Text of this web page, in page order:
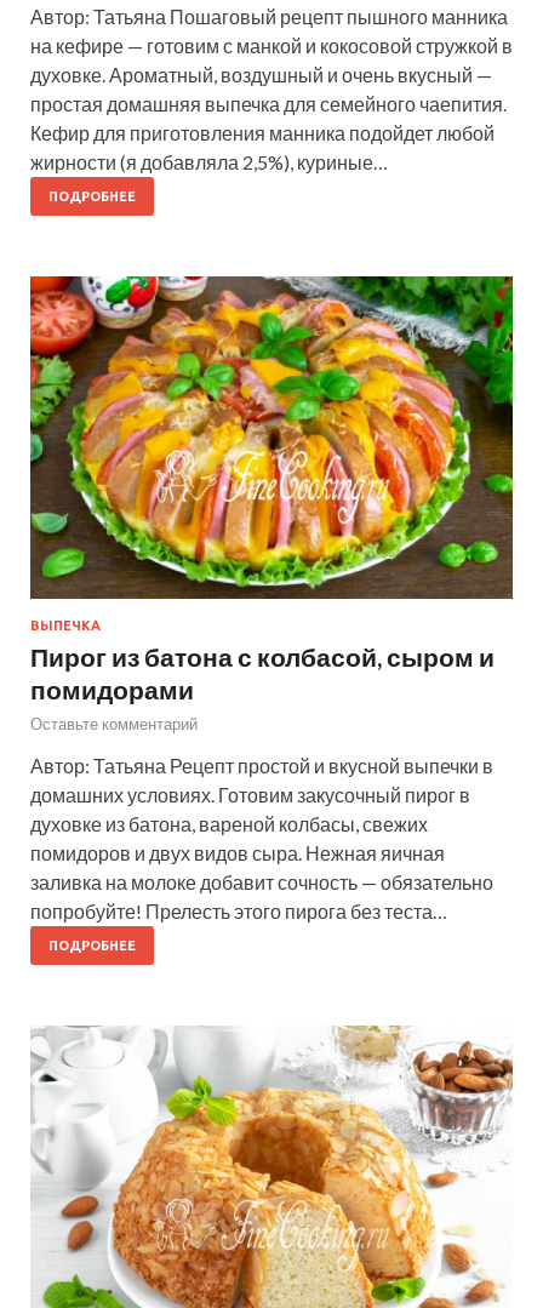
Автор: Татьяна Пошаговый рецепт пышного манника
на кефире — готовим с манкой и кокосовой стружкой в
духовке. Ароматный, воздушный и очень вкусный —
простая домашняя выпечка для семейного чаепития.
Кефир для приготовления манника подойдет любой
жирности (я добавляла 2,5%), куриные…
ПОДРОБНЕЕ
ВЫПЕЧКА
Пирог из батона с колбасой, сыром и
помидорами
Оставьте комментарий
Автор: Татьяна Рецепт простой и вкусной выпечки в
домашних условиях. Готовим закусочный пирог в
духовке из батона, вареной колбасы, свежих
помидоров и двух видов сыра. Нежная яичная
заливка на молоке добавит сочность — обязательно
попробуйте! Прелесть этого пирога без теста…
ПОДРОБНЕЕ